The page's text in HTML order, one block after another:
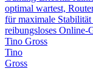
optimal wartest,
für maximale
reibungsloses Online-
Tino Gross
Tino
Gross